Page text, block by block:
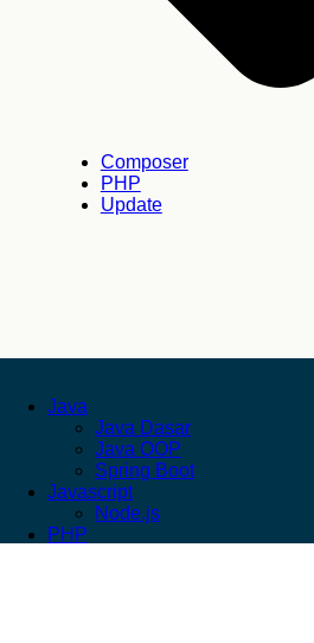
Composer
PHP
Update
Java
Java Dasar
Java OOP
Spring Boot
Javascript
Node.js
PHP